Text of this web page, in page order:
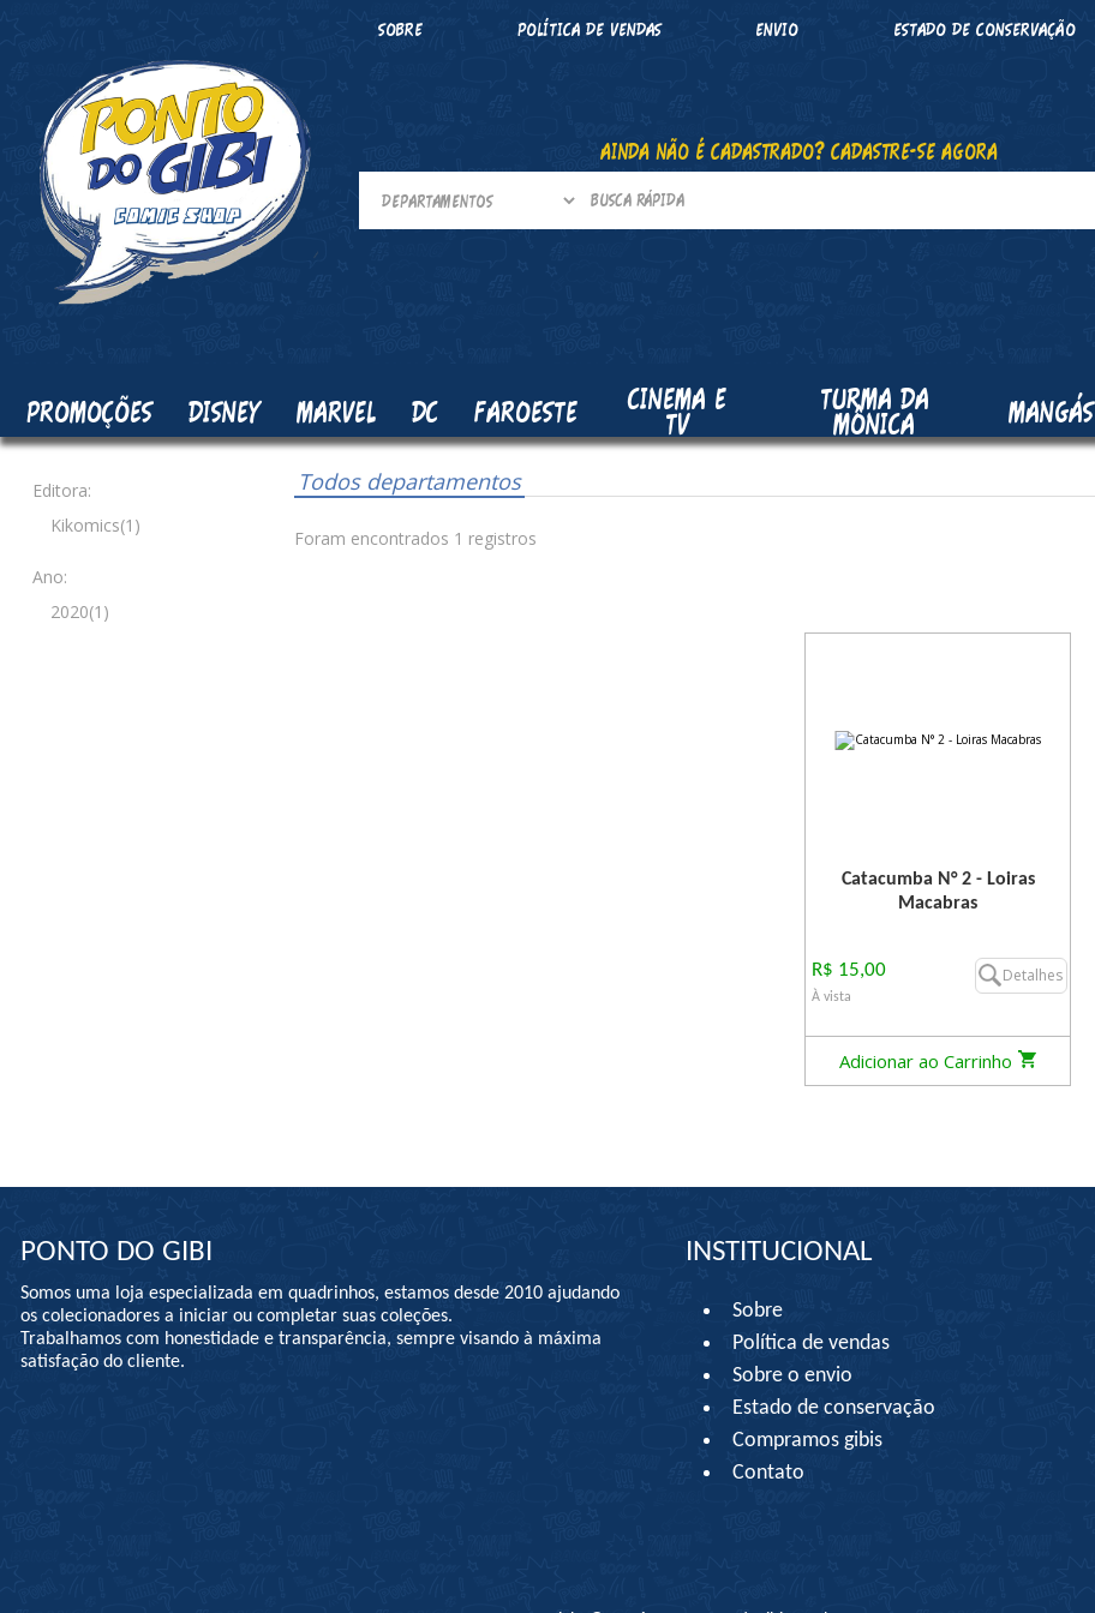
SOBRE POLÍTICA DE VENDAS ENVIO ESTADO DE CONSERVAÇÃO
AINDA NÃO É CADASTRADO? CADASTRE-SE AGORA
PROMOÇÕES DISNEY MARVEL DC FAROESTE CINEMA E
TV
TURMA DA
MÔNICA MANGÁS
Editora:
Kikomics(1)
Ano:
2020(1)
Todos departamentos
Foram encontrados 1 registros
Catacumba N° 2 - Loiras
Macabras
R$ 15,00
À vista
Detalhes
Adicionar ao Carrinho
PONTO DO GIBI
Somos uma loja especializada em quadrinhos, estamos desde 2010 ajudando
os colecionadores a iniciar ou completar suas coleções.
Trabalhamos com honestidade e transparência, sempre visando à máxima
satisfação do cliente.
INSTITUCIONAL
Sobre
Política de vendas
Sobre o envio
Estado de conservação
Compramos gibis
Contato